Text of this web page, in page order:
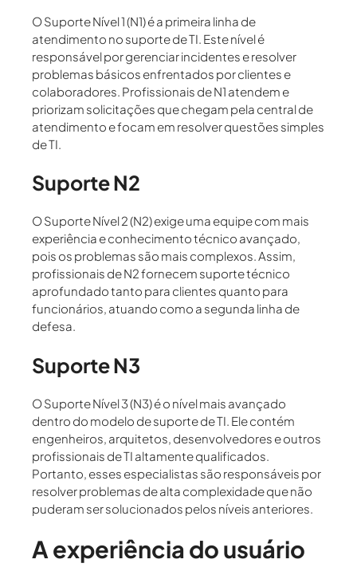
OSuporte Nível 1 (N1)é a primeira linha de
atendimento no suporte de TI. Este nível é
responsável por gerenciar incidentes e resolver
problemas básicos enfrentados por clientes e
colaboradores. Profissionais de N1 atendem e
priorizam solicitações que chegam pela central de
atendimento e focam em resolver questões simples
de TI.
Suporte N2
OSuporte Nível 2 (N2)exige uma equipe com mais
experiência e conhecimento técnico avançado,
pois os problemas são mais complexos. Assim,
profissionais de N2 fornecem suporte técnico
aprofundado tanto para clientes quanto para
funcionários, atuando como a segunda linha de
defesa.
Suporte N3
OSuporte Nível 3 (N3)é o nível mais avançado
dentro do modelo de suporte de TI. Ele contém
engenheiros, arquitetos, desenvolvedores e outros
profissionais de TI altamente qualificados.
Portanto, esses especialistas são responsáveis por
resolver problemas de alta complexidade que não
puderam ser solucionados pelos níveis anteriores.
A experiência do usuário